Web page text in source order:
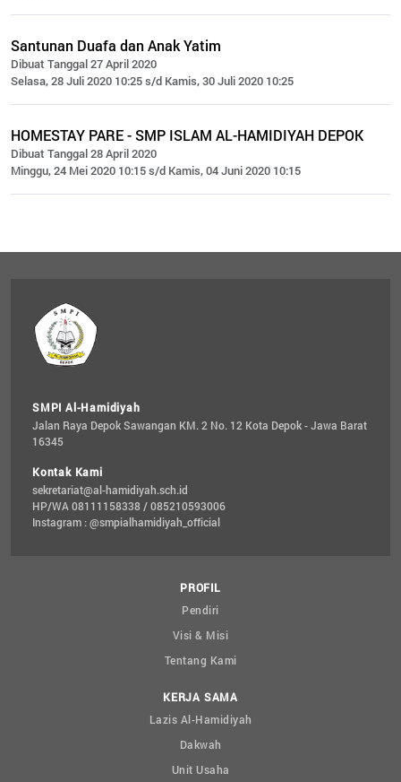
Santunan Duafa dan Anak Yatim
Dibuat Tanggal 27 April 2020
Selasa, 28 Juli 2020 10:25 s/d Kamis, 30 Juli 2020 10:25
HOMESTAY PARE - SMP ISLAM AL-HAMIDIYAH DEPOK
Dibuat Tanggal 28 April 2020
Minggu, 24 Mei 2020 10:15 s/d Kamis, 04 Juni 2020 10:15
SMPI Al-Hamidiyah
Jalan Raya Depok Sawangan KM. 2 No. 12 Kota Depok - Jawa Barat
16345
Kontak Kami
sekretariat@al-hamidiyah.sch.id
HP/WA 08111158338 / 085210593006
Instagram : @smpialhamidiyah_official
PROFIL
Pendiri
Visi & Misi
Tentang Kami
KERJA SAMA
Lazis Al-Hamidiyah
Dakwah
Unit Usaha